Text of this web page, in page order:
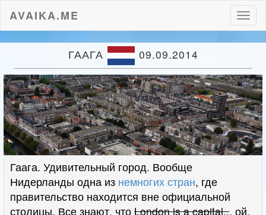
AVAIKA.ME
ГААГА 09.09.2014
Гаага. Удивительный город. Вообще
Нидерланды одна из немногих стран, где
правительство находится вне официальной
столицы. Все знают, что London is a capital.., ой,